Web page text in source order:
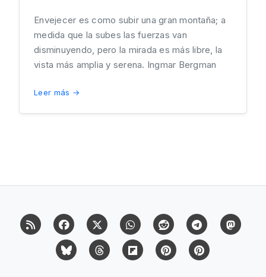
Envejecer es como subir una gran montaña; a
medida que la subes las fuerzas van
disminuyendo, pero la mirada es más libre, la
vista más amplia y serena. Ingmar Bergman
Leer más →
RSS FacebookX (Twitter)Whatsapp Reddit Telegram
Bluesky Threads Flipboard Pinterest